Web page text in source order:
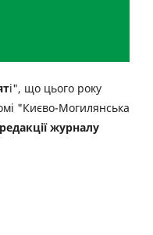
і", що цього року
"Києво-Могилянська
журналу